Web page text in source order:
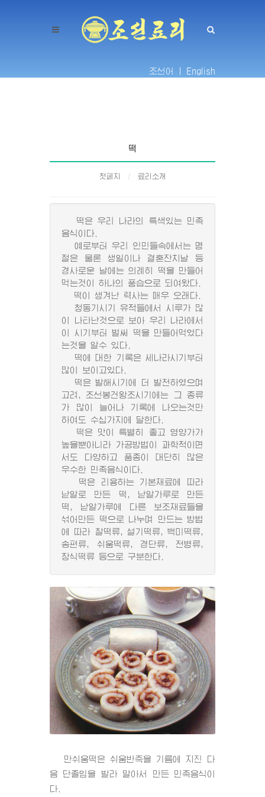
조선어 | English
떡
첫페지 료리소개
떡은 우리 나라의 특색있는 민족
음식이다.
예로부터 우리 인민들속에서는 명
절은 물론 생일이나 결혼잔치날 등
경사로운 날에는 의례히 떡을 만들어
먹는것이 하나의 풍습으로 되여왔다.
떡이 생겨난 력사는 매우 오래다.
청동기시기 유적들에서 시루가 많
이 나타난것으로 보아 우리 나라에서
이 시기부터 벌써 떡을 만들어먹었다
는것을 알수 있다.
떡에 대한 기록은 세나라시기부터
많이 보이고있다.
떡은 발해시기에 더 발전하였으며
고려, 조선봉건왕조시기에는 그 종류
가 많이 늘어나 기록에 나오는것만
하여도 수십가지에 달한다.
떡은 맛이 특별히 좋고 영양가가
높을뿐아니라 가공방법이 과학적이면
서도 다양하고 품종이 대단히 많은
우수한 민족음식이다.
떡은 리용하는 기본재료에 따라
낟알로 만든 떡, 낟알가루로 만든
떡, 낟알가루에 다른 보조재료들을
섞어만든 떡으로 나누며 만드는 방법
에 따라 찰떡류, 설기떡류, 백미떡류,
송편류, 쉬움떡류, 경단류, 전병류,
장식떡류 등으로 구분한다.
만쉬움떡은 쉬움반죽을 기름에 지진 다
음 단졸임을 발라 말아서 만든 민족음식이
다.